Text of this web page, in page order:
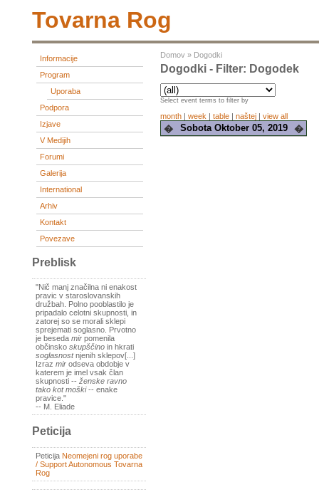
Tovarna Rog
Informacije
Program
Uporaba
Podpora
Izjave
V Medijih
Forumi
Galerija
International
Arhiv
Kontakt
Povezave
Preblisk
"Nič manj značilna ni enakost
pravic v staroslovanskih
družbah. Polno pooblastilo je
pripadalo celotni skupnosti, in
zatorej so se morali sklepi
sprejemati soglasno. Prvotno
je beseda mir pomenila
občinsko skupščino in hkrati
soglasnostnjenih sklepov[...]
Izraz mir odseva obdobje v
katerem je imel vsak član
skupnosti -- ženske ravno
tako kot moški-- enake
pravice."
-- M. Eliade
Peticija
Peticija Neomejeni rog uporabe
/ Support Autonomous Tovarna
Rog
Domov » Dogodki
Dogodki - Filter: Dogodek
Select event terms to filter by
month | week | table | naštej | view all
� Sobota Oktober 05, 2019 �